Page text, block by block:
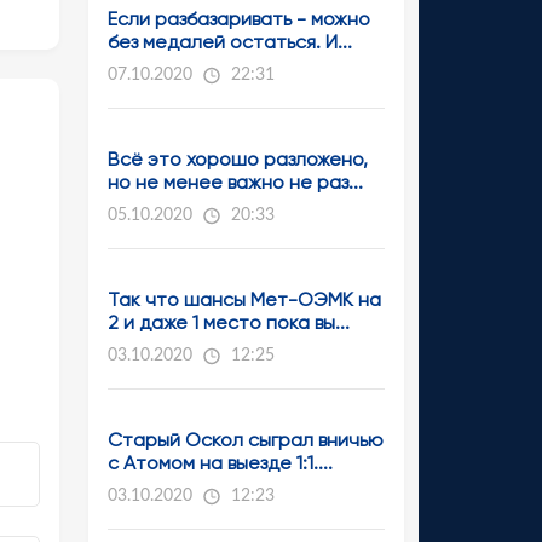
Если разбазаривать - можно
без медалей остаться. И...
07.10.2020 22:31
Всё это хорошо разложено,
но не менее важно не раз...
05.10.2020 20:33
Так что шансы Мет-ОЭМК на
2 и даже 1 место пока вы...
03.10.2020 12:25
Старый Оскол сыграл вничью
с Атомом на выезде 1:1....
03.10.2020 12:23